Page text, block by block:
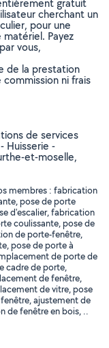
gratuit
cherchant un
pour une
Payez
vous,
de la prestation
ni frais
de services
Huisserie -
et-moselle,
membres : fabrication
pose de porte
d'escalier, fabrication
coulissante, pose de
de porte-fenêtre,
pose de porte à
de porte de
cadre de porte,
de fenêtre,
de vitre, pose
ajustement de
de fenêtre en bois, ..